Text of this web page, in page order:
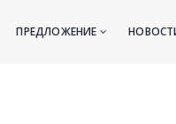
ПРЕДЛОЖЕНИЕ